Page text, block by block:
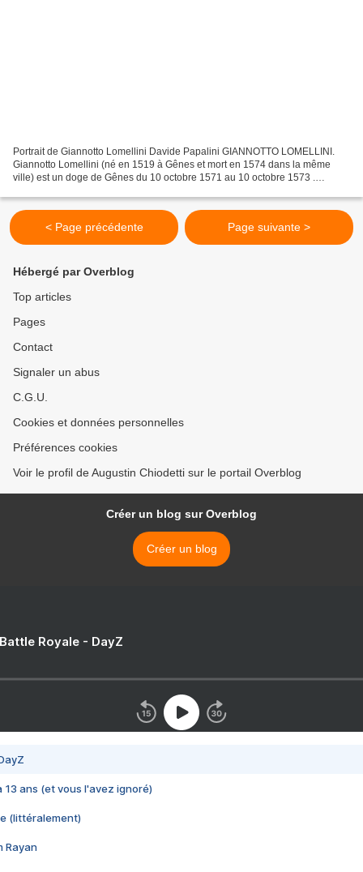
Portrait de Giannotto Lomellini Davide Papalini GIANNOTTO LOMELLINI.
Giannotto Lomellini (né en 1519 à Gênes et mort en 1574 dans la même
ville) est un doge de Gênes du 10 octobre 1571 au 10 octobre 1573 .
< Page précédente Page suivante >
Hébergé par Overblog
Top articles
Pages
Contact
Signaler un abus
C.G.U.
Cookies et données personnelles
Préférences cookies
Voir le profil de Augustin Chiodetti sur le portail Overblog
Créer un blog sur Overblog
Créer un blog
Royale - DayZ
13 ans (et vous l'avez ignoré)
(littéralement)
Rayan